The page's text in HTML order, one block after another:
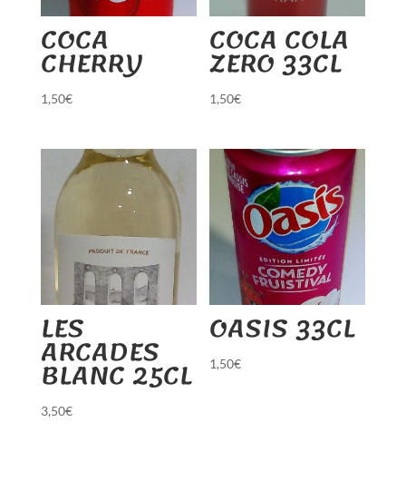
COCA
CHERRY
1,50€
COCA COLA
ZERO 33CL
1,50€
LES
ARCADES
BLANC 25CL
3,50€
OASIS 33CL
1,50€